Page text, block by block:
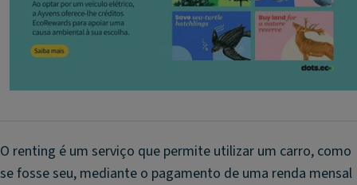
O renting é um serviço que permite utilizar um carro, como
se fosse seu, mediante o pagamento de uma renda mensal